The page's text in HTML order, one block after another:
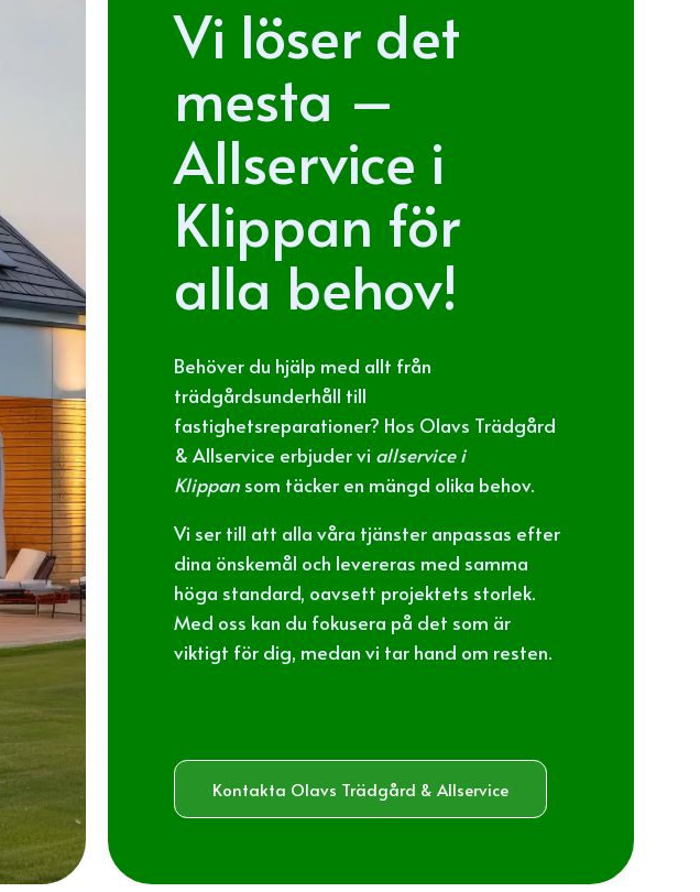
Vi löser det
mesta –
Allservice i
Klippan för
alla behov!
Behöver du hjälp med allt från
trädgårdsunderhåll till
fastighetsreparationer? Hos Olavs Trädgård
& Allservice erbjuder vi allservice i
Klippan som täcker en mängd olika behov.
Vi ser till att alla våra tjänster anpassas efter
dina önskemål och levereras med samma
höga standard, oavsett projektets storlek.
Med oss kan du fokusera på det som är
viktigt för dig, medan vi tar hand om resten.
Kontakta Olavs Trädgård & Allservice